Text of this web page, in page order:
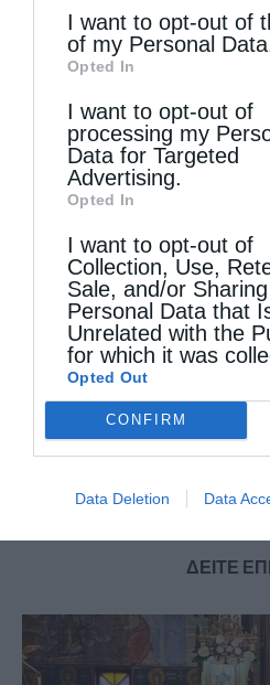
information may also
third parties on the
Downstream Participants
disclose it to other third
I want to opt-out of
of my Personal
Opted In
I want to opt-out of
processing my
Data for Targeted
Advertising.
Opted In
I want to opt-out of
Collection, Use,
Sale, and/or
Personal Data that
Unrelated with the
for which it was
Opted Out
CONFIRM
Data Deletion Data
ΑΓΊΑ ΓΛΥΚΕΡΊΑ ΙΜ
ΜΗΤΡΟΠΟΛΊΤΗΣ
ΜΟΙΡΑΣΟΥ 0
Περί
Επόμενο
Ιερά Αγρυπνία στο Ιερό
Σεραφείμ
ΔΕΙΤΕ